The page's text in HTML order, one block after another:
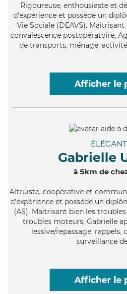
Rigoureuse, enthousiaste et
d'expérience et possède un
Vie Sociale (DEAVS).
convalescence postopératoire,
de transports, ménage,
Afficher le
Gabrielle
à 5km de
Altruiste, coopérative et
d'expérience et possède un
(AS). Maitrisant bien les
troubles moteurs, Gabrielle
lessive/repassage, rappels,
surveillance
Afficher le